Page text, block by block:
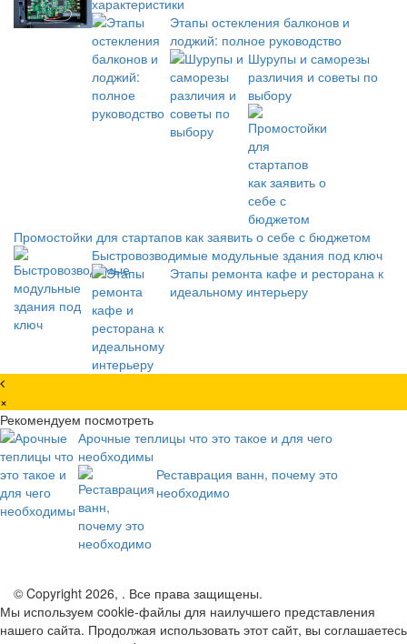
характеристики
Этапы остекления балконов и
лоджий: полное руководство
Шурупы и саморезы
различия и советы по
выбору
Промостойки для стартапов как заявить о себе с бюджетом
Быстровозводимые модульные здания под ключ
Этапы ремонта кафе и ресторана к
идеальному интерьеру
×
Рекомендуем посмотреть
Арочные теплицы что это такое и для чего
необходимы
Реставрация ванн, почему это
необходимо
© Copyright 2026, . Все права защищены.
Мы используем cookie-файлы для наилучшего представления
нашего сайта. Продолжая использовать этот сайт, вы соглашаетесь